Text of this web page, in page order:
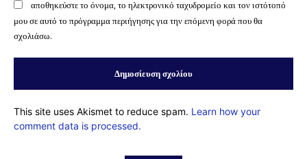
αποθηκεύστε το όνομα, το ηλεκτρονικό ταχυδρομείο και τον ιστότοπό
μου σε αυτό το πρόγραμμα περιήγησης για την επόμενη φορά που θα
σχολιάσω.
This site uses Akismet to reduce spam. Learn how your
comment data is processed.